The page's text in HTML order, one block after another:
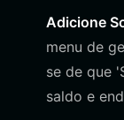
Adicione
menu de
se de que
saldo e